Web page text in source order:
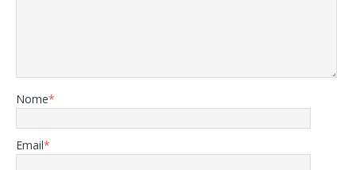
Nome*
Email*